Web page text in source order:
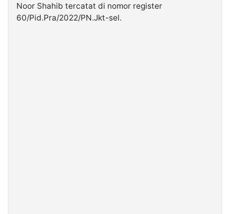
Noor Shahib tercatat di nomor register
60/Pid.Pra/2022/PN.Jkt-sel.